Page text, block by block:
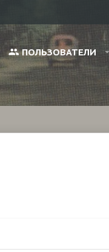
ПОЛЬЗОВАТЕЛИ